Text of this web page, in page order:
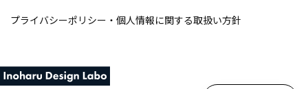
プライバシーポリシー・個人情報に関する取扱い方針